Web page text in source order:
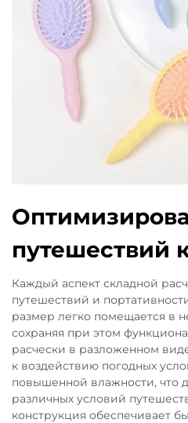
путешествий
Каждый аспект складной
путешествий и
размер легко помещается в
сохраняя при этом
расчески в разложенном
к воздействию погодных
повышенной влажности, что
различных условий
конструкция обеспечивает